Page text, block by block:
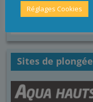
Sites de plongée
Réglages Cookies